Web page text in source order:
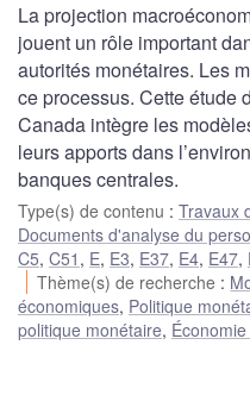
La projection
jouent un rôle important
autorités monétaires. Les
ce processus. Cette étude
Canada intègre les
leurs apports dans
banques centrales.
Type(s) de contenu : Travaux
Documents d'analyse du
C5, C51 , E, E3, E37, E4, E47,
Thème(s) de recherche :
économiques, Politique
politique monétaire,